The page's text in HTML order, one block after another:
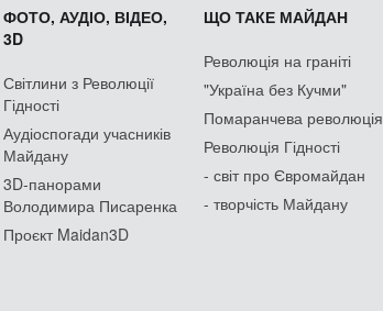
ФОТО, АУДІО, ВІДЕО,
3D
Світлини з Революції
Гідності
Аудіоспогади учасників
Майдану
3D-панорами
Володимира Писаренка
Проєкт Maidan3D
ЩО ТАКЕ МАЙДАН
Революція на граніті
"Україна без Кучми"
Помаранчева революція
Революція Гідності
- світ про Євромайдан
- творчість Майдану